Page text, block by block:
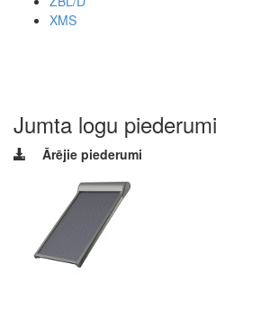
XMS
Jumta logu piederumi
Ārējie piederumi